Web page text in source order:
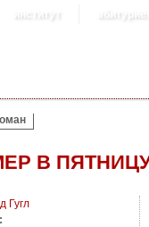
институт
В
Гугл